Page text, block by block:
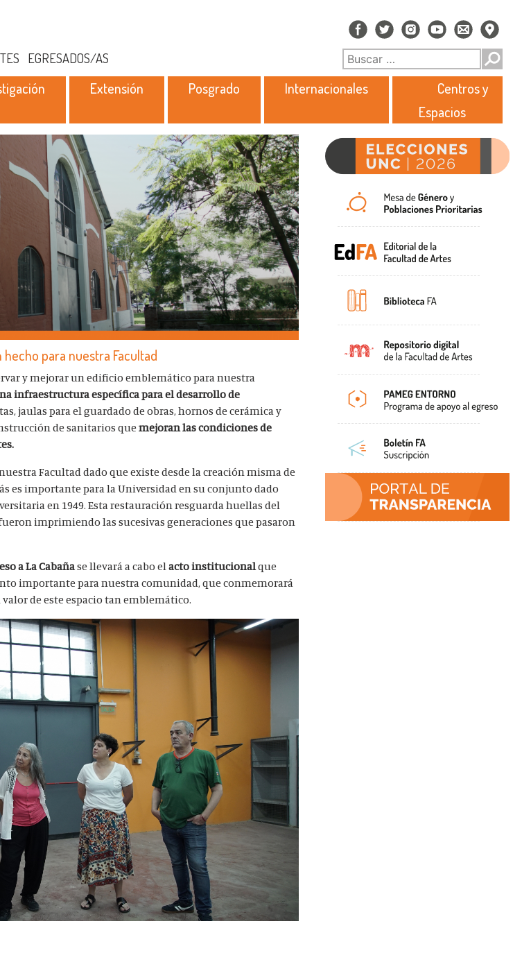
EGRESADOS/AS
Extensión Posgrado Internacionales
Centros y
Espacios
para nuestra Facultad
y mejorar un edificio emblemático para nuestra
infraestructura específica para el desarrollo de
jaulas para el guardado de obras, hornos de cerámica y
de sanitarios quemejoranlas condiciones de
Facultad dado que existe desde la creación misma de
es importante para la Universidad en su conjunto dado
en 1949. Esta restauración resguarda huellas del
imprimiendo las sucesivas generaciones que pasaron
a La Cabañase llevará a cabo elacto institucionalque
importante para nuestra comunidad, que conmemorará
de este espacio tan emblemático.